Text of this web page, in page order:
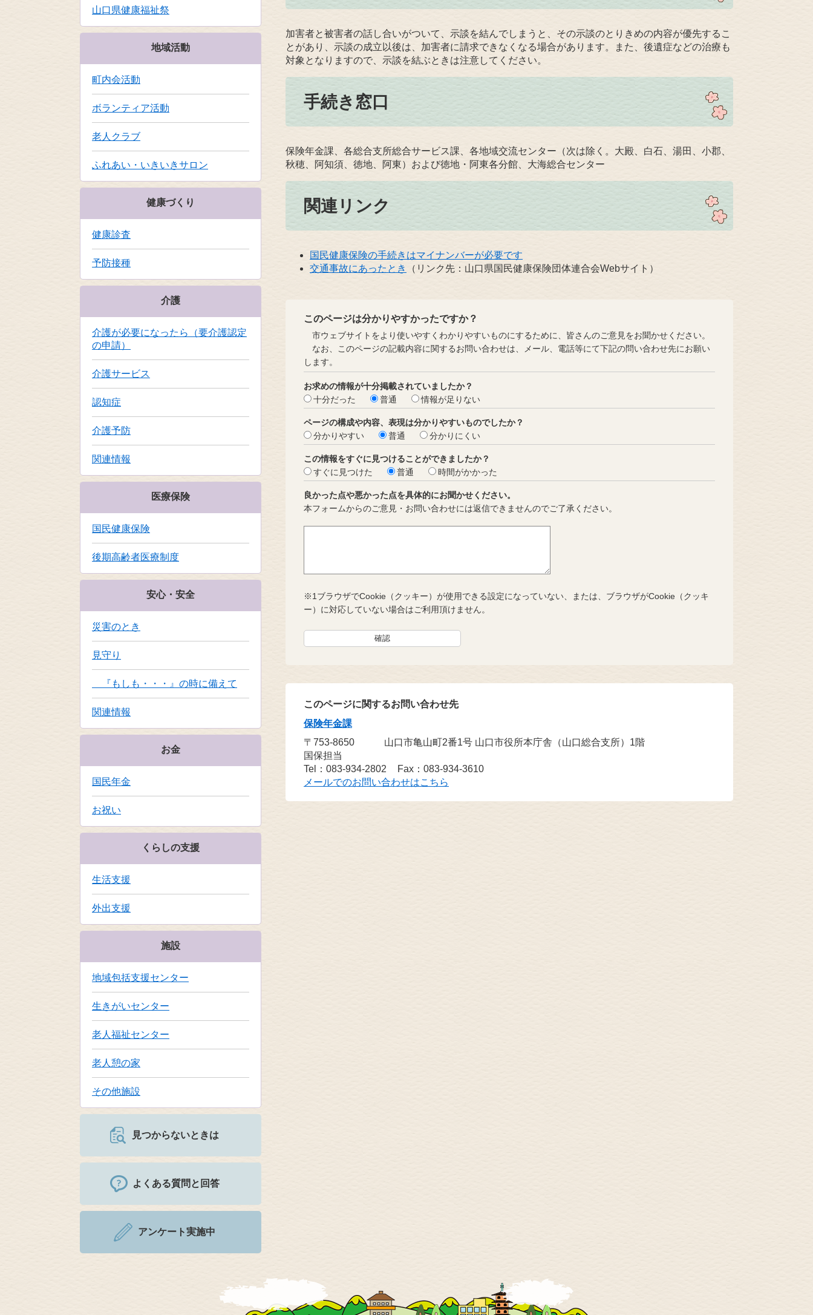
加害者と被害者の話し合いがついて、示談を結んでしまうと、その示談のとりきめの内容が優先するこ
とがあり、示談の成立以後は、加害者に請求できなくなる場合があります。また、後遺症などの治療も
対象となりますので、示談を結ぶときは注意してください。
手続き窓口
保険年金課、各総合支所総合サービス課、各地域交流センター（次は除く。大殿、白石、湯田、小郡、
秋穂、阿知須、徳地、阿東）および徳地・阿東各分館、大海総合センター
関連リンク
国民健康保険の手続きはマイナンバーが必要です
交通事故にあったとき
（リンク先：山口県国民健康保険団体連合会Webサイト）
このページは分かりやすかったですか？
市ウェブサイトをより使いやすくわかりやすいものにするために、皆さんのご意見をお聞かせください。
なお、このページの記載内容に関するお問い合わせは、メール、電話等にて下記の問い合わせ先にお願い
します。
お求めの情報が十分掲載されていましたか？
十分だった
普通 情報が足りない
ページの構成や内容、表現は分かりやすいものでしたか？
分かりやすい
普通 分かりにくい
この情報をすぐに見つけることができましたか？
すぐに見つけた
普通 時間がかかった
良かった点や悪かった点を具体的にお聞かせください。
本フォームからのご意見・お問い合わせには返信できませんのでご了承ください。
※1ブラウザでCookie（クッキー）が使用できる設定になっていない、または、ブラウザがCookie（クッキ
ー）に対応していない場合はご利用頂けません。
このページに関するお問い合わせ先
保険年金課
〒753-8650
山口市亀山町2番1号 山口市役所本庁舎（山口総合支所）1階
国保担当
Tel：083-934-2802
Fax：083-934-3610
メールでのお問い合わせはこちら
山口県健康福祉祭
地域活動
町内会活動
ボランティア活動
老人クラブ
ふれあい・いきいきサロン
健康づくり
健康診査
予防接種
介護
介護が必要になったら（要介護認定
の申請）
介護サービス
認知症
介護予防
関連情報
医療保険
国民健康保険
後期高齢者医療制度
安心・安全
災害のとき
見守り
『もしも・・・』の時に備えて
関連情報
お金
国民年金
お祝い
くらしの支援
生活支援
外出支援
施設
地域包括支援センター
生きがいセンター
老人福祉センター
老人憩の家
その他施設
見つからないときは
よくある質問と回答
アンケート実施中